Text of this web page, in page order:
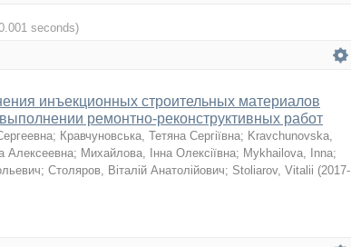
seconds)
инъекционных строительных материалов
ремонтно-реконструктивных работ
; Кравчуновська, Тетяна Сергіївна; Kravchunovska,
Алексеевна; Михайлова, Інна Олексіївна; Mykhailova, Inna;
; Столяров, Віталій Анатолійович; Stoliarov, Vitalii (2017-